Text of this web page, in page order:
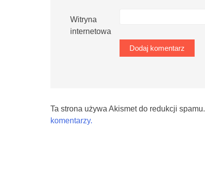
Witryna
internetowa
Ta strona używa Akismet do redukcji spamu.
komentarzy.